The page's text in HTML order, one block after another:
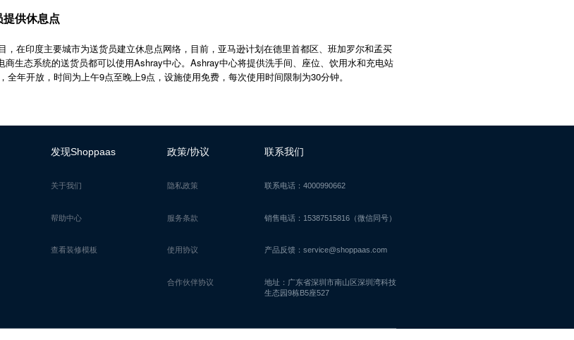
供休息点
，在印度主要城市为送货员建立休息点网络，目前，亚马逊计划在德里首都区、班加罗尔和孟买
生态系统的送货员都可以使用Ashray中心。Ashray中心将提供洗手间、座位、饮用水和充电站
年开放，时间为上午9点至晚上9点，设施使用免费，每次使用时间限制为30分钟。
发现Shoppaas
关于我们
帮助中心
查看装修模板
政策/协议
隐私政策
服务条款
使用协议
合作伙伴协议
联系我们
联系电话：4000990662
销售电话：15387515816（微信同号）
产品反馈：service@shoppaas.com
地址：广东省深圳市南山区深圳湾科技
生态园9栋B5座527